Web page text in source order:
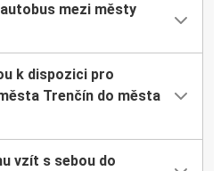
mezi městy
k dispozici pro
Trenčín do města
vzít s sebou do